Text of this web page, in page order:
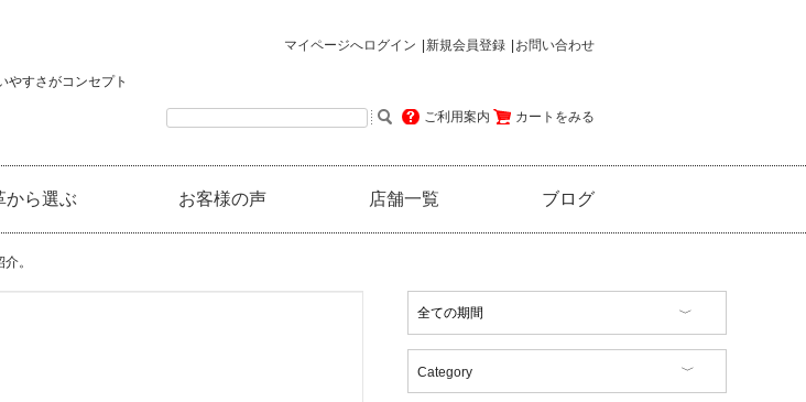
やすさがコンセプト
マイページへログイン 新規会員登録 お問い合わせ
ご利用案内 カートをみる
から選ぶ お客様の声 店舗一覧 ブログ
。
Category